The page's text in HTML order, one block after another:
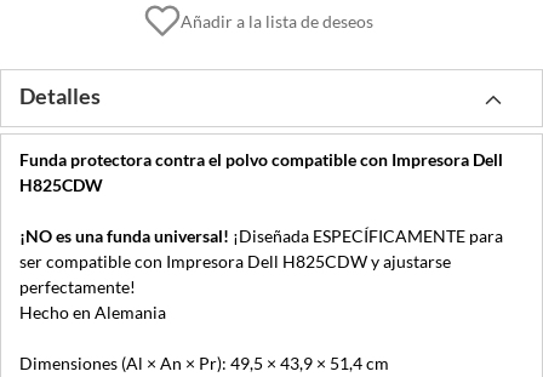
Añadir a la lista de deseos
Detalles
Funda protectora contra el polvo compatible con Impresora Dell
H825CDW
¡NO es una funda universal! ¡Diseñada ESPECÍFICAMENTE para
ser compatible con Impresora Dell H825CDW y ajustarse
perfectamente!
Hecho en Alemania
Dimensiones (Al × An × Pr): 49,5 × 43,9 × 51,4 cm